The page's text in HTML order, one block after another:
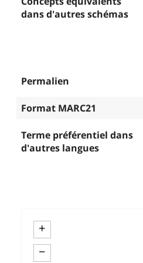
dans d'autres schémas
Permalien
Format MARC21
Terme préférentiel dans
d'autres langues
+
−